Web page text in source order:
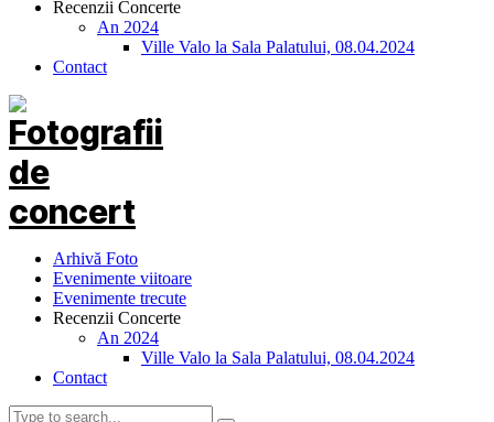
Recenzii Concerte
An 2024
Ville Valo la Sala Palatului, 08.04.2024
Contact
Arhivă Foto
Evenimente viitoare
Evenimente trecute
Recenzii Concerte
An 2024
Ville Valo la Sala Palatului, 08.04.2024
Contact